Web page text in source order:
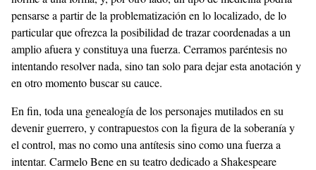
pensarse a partir de la problematización en lo localizado, de lo
particular que ofrezca la posibilidad de trazar coordenadas a un
amplio afuera y constituya una fuerza. Cerramos paréntesis no
intentando resolver nada, sino tan solo para dejar esta anotación y
en otro momento buscar su cauce.
En fin, toda una genealogía de los personajes mutilados en su
devenir guerrero, y contrapuestos con la figura de la soberanía y
el control, mas no como una antítesis sino como una fuerza a
intentar. Carmelo Bene en su teatro dedicado a Shakespeare